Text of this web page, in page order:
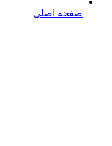
صفحه اصلی